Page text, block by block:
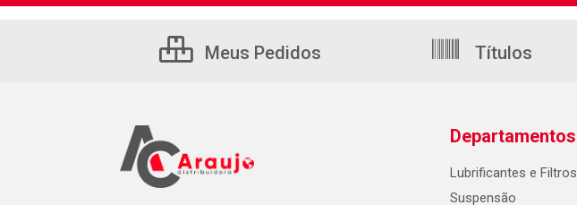
Meus Pedidos Títulos
Departamentos
Lubrificantes e Filtros
Suspensão